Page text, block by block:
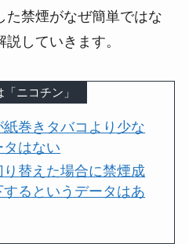
た禁煙がなぜ簡単ではな
していきます。
ニコチン」
巻きタバコより少な
はない
替えた場合に禁煙成
るというデータはあ